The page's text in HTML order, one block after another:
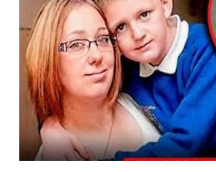
dalam menyokong usaha kebajikan
komuniti.